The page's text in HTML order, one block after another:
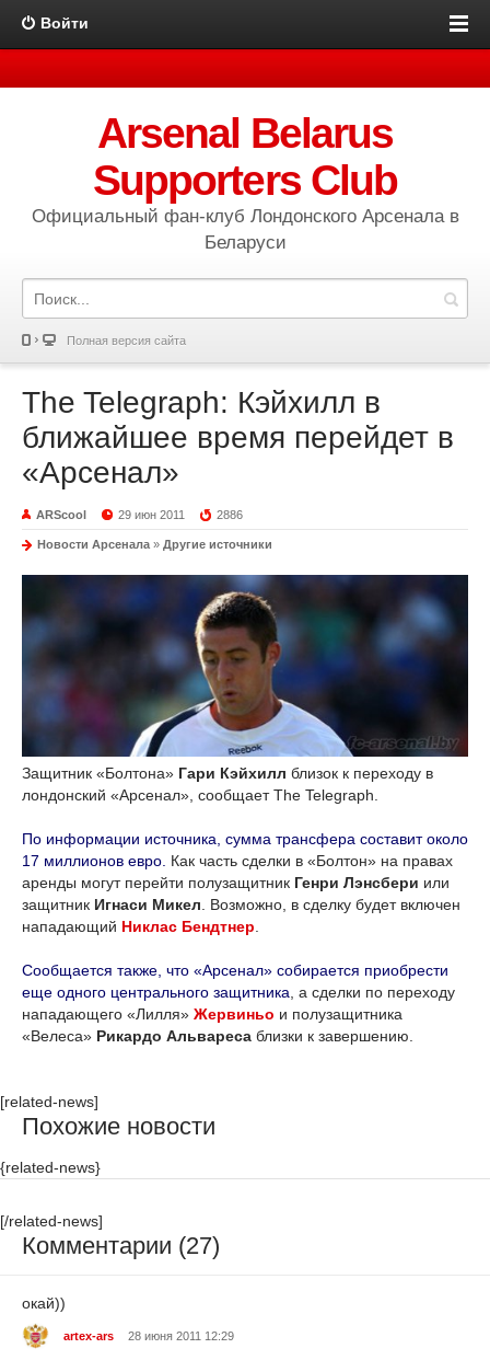
Войти
Arsenal Belarus
Supporters Club
Официальный фан-клуб Лондонского Арсенала в
Беларуси
Полная версия сайта
The Telegraph: Кэйхилл в
ближайшее время перейдет в
«Арсенал»
ARScool 29 июн 2011 2886
Новости Арсенала » Другие источники
Защитник «Болтона» Гари Кэйхилл близок к переходу в
лондонский «Арсенал», сообщает The Telegraph.
По информации источника, сумма трансфера составит около
17 миллионов евро. Как часть сделки в «Болтон» на правах
аренды могут перейти полузащитник Генри Лэнсбери или
защитник Игнаси Микел. Возможно, в сделку будет включен
нападающий Никлас Бендтнер.
Сообщается также, что «Арсенал» собирается приобрести
еще одного центрального защитника, а сделки по переходу
нападающего «Лилля» Жервиньо и полузащитника
«Велеса» Рикардо Альвареса близки к завершению.
[related-news]
Похожие новости
{related-news}
[/related-news]
Комментарии (27)
окай))
artex-ars 28 июня 2011 12:29